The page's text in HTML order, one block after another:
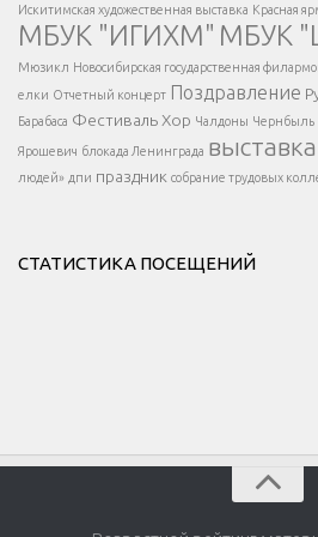
Написать
</button >
</div >
Искитимская художественная выставка Красная
МБУК "ИГИХМ" МБУК
Мюзикл Новосибирская государственная
елки Отчетный концерт Поздравление
Барабаса Фестиваль Хор Чалдоны Чернбыль
Ярошевич блокада Ленинграда выставка
людей» дпи праздник собрание трудовых
СТАТИСТИКА ПОСЕЩЕНИЙ